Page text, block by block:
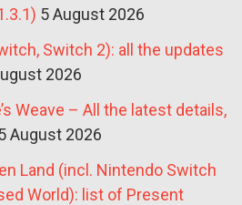
5 August 2026
Switch 2): all the updates
2026
Weave – All the latest details,
August 2026
Land (incl. Nintendo Switch
World): list of Present